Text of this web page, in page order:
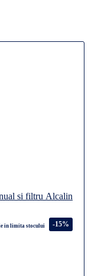
si filtru Alcalin
in limita stocului
-15%